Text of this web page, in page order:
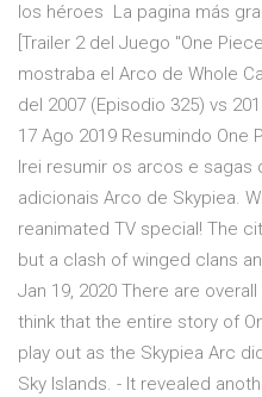
los héroes La pagina más
[Trailer 2 del Juego "One
mostraba el Arco de Whole
del 2007 (Episodio 325) vs
17 Ago 2019 Resumindo One
Irei resumir os arcos e
adicionais Arco de Skypiea.
reanimated TV special! The
but a clash of winged clans
Jan 19, 2020 There are
think that the entire story of
play out as the Skypiea Arc
Sky Islands. - It revealed